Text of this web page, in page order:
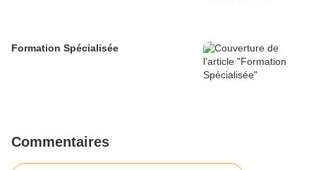
Formation Spécialisée
Commentaires